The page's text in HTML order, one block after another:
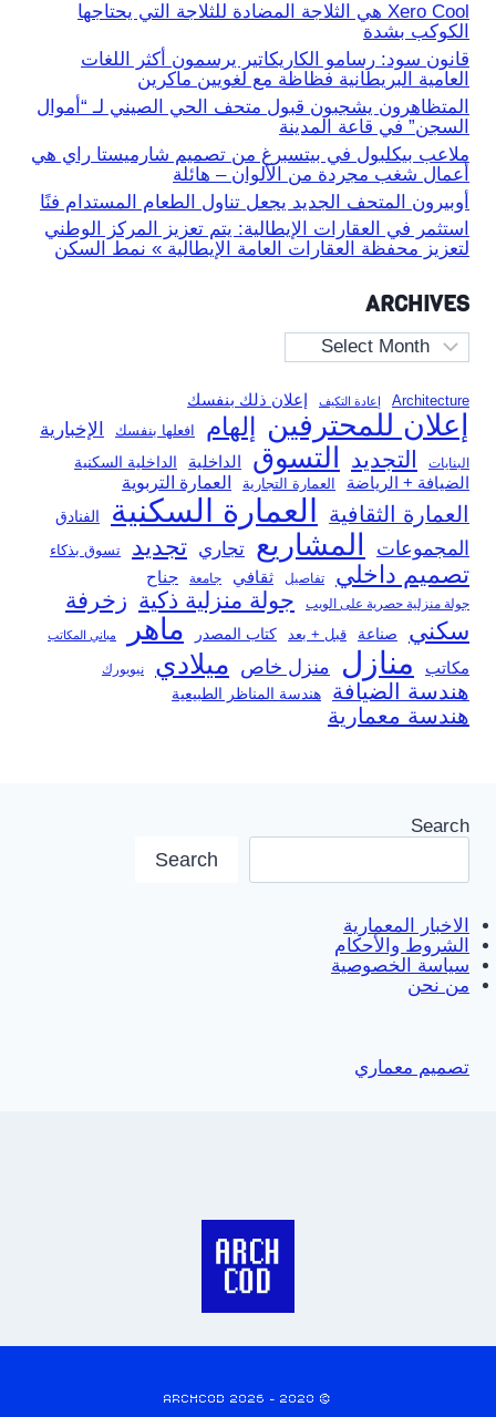
Xero Cool هي الثلاجة المضادة للثلاجة التي يحتاجها
الكوكب بشدة
قانون سود: رسامو الكاريكاتير يرسمون أكثر اللغات
العامية البريطانية فظاظة مع لغويين ماكرين
المتظاهرون يشجبون قبول متحف الحي الصيني لـ “أموال
السجن” في قاعة المدينة
ملاعب بيكلبول في بيتسبرغ من تصميم شارميستا راي هي
أعمال شغب مجردة من الألوان – هائلة
أوبيرون المتحف الجديد يجعل تناول الطعام المستدام فنًا
استثمر في العقارات الإيطالية: يتم تعزيز المركز الوطني
لتعزيز محفظة العقارات العامة الإيطالية » نمط السكن
ARCHIVES
Archives
Architecture إعادة التكيف إعلان ذلك بنفسك
إعلان للمحترفين إلهام افعلها بنفسك الإخبارية
البنايات التجديد التسوق الداخلية الداخلية السكنية
الضيافة + الرياضة العمارة التجارية العمارة التربوية
العمارة الثقافية العمارة السكنية الفنادق
المجموعات المشاريع تجاري تجديد تسوق بذكاء
تصميم داخلي تفاصيل ثقافي جامعة جناح
جولة منزلية حصرية على الويب جولة منزلية ذكية زخرفة
سكني صناعة قبل + بعد كتاب المصدر ماهر مباني المكاتب
مكاتب منازل منزل خاص ميلادي نيويورك
هندسة الضيافة هندسة المناظر الطبيعية
هندسة معمارية
Search
Search
الاخبار المعمارية
الشروط والأحكام
سياسة الخصوصية
من نحن
تصميم معماري
© 2020 - 2026 ARCHCOD